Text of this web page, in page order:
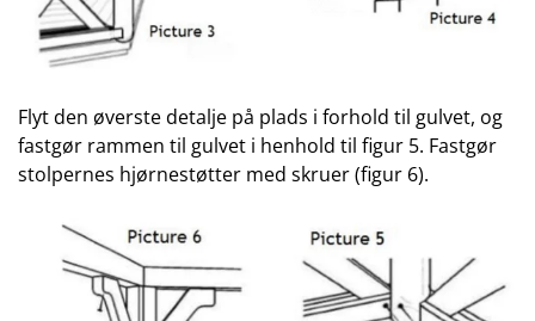
Flyt den øverste detalje på plads i forhold til gulvet, og
fastgør rammen til gulvet i henhold til figur 5. Fastgør
stolpernes hjørnestøtter med skruer (figur 6).